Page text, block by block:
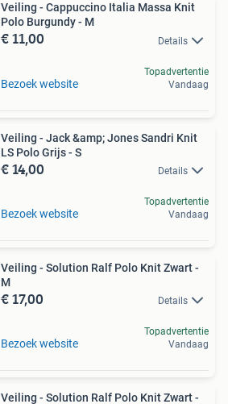
Veiling - Cappuccino Italia Massa Knit
Polo Burgundy - M
€ 11,00 Details
Bezoek website
Topadvertentie
Vandaag
Veiling - Jack &amp; Jones Sandri Knit
LS Polo Grijs - S
€ 14,00 Details
Bezoek website
Topadvertentie
Vandaag
Veiling - Solution Ralf Polo Knit Zwart -
M
€ 17,00 Details
Bezoek website
Topadvertentie
Vandaag
Veiling - Solution Ralf Polo Knit Zwart -